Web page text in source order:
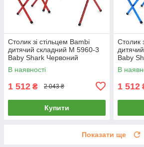
Столик зі стільцем Bambi
дитячий складний M 5960-3
Baby Shark Червоний
В наявності
1 512 ₴ 2 043 ₴
Купити
Столик
Baby
В
1 512
Показати ще